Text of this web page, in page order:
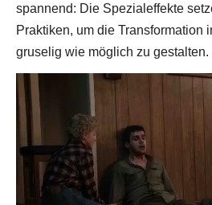
spannend: Die Spezialeffekte
Praktiken, um die Transformation
gruselig wie möglich zu gestalten.